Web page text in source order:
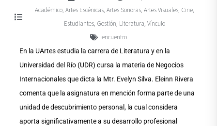
Académico, Artes Escénicas, Artes Sonoras, Artes Visuales, Cine,
Estudiantes, Gestión, Literatura, Vínculo
encuentro
En la UArtes estudia la carrera de Literatura y en la
Universidad del Río (UDR) cursa la materia de Negocios
Internacionales que dicta la Mtr. Evelyn Silva. Eleinn Rivera
comenta que la asignatura en mención forma parte de una
unidad de descubrimiento personal, la cual considera
aporta significativamente a su desarrollo profesional